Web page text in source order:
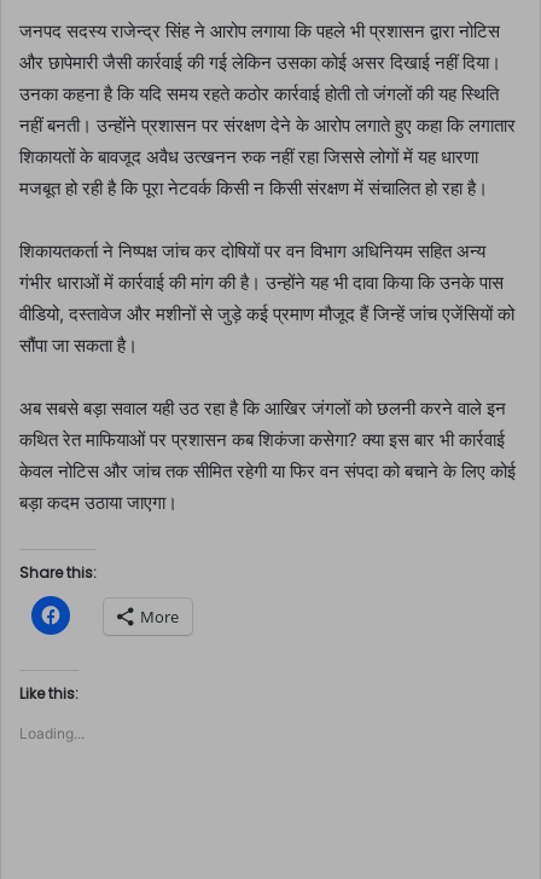
जनपद सदस्य राजेन्द्र सिंह ने आरोप लगाया कि पहले भी प्रशासन द्वारा नोटिस
और छापेमारी जैसी कार्रवाई की गई लेकिन उसका कोई असर दिखाई नहीं दिया।
उनका कहना है कि यदि समय रहते कठोर कार्रवाई होती तो जंगलों की यह स्थिति
नहीं बनती। उन्होंने प्रशासन पर संरक्षण देने के आरोप लगाते हुए कहा कि लगातार
शिकायतों के बावजूद अवैध उत्खनन रुक नहीं रहा जिससे लोगों में यह धारणा
मजबूत हो रही है कि पूरा नेटवर्क किसी न किसी संरक्षण में संचालित हो रहा है।
शिकायतकर्ता ने निष्पक्ष जांच कर दोषियों पर वन विभाग अधिनियम सहित अन्य
गंभीर धाराओं में कार्रवाई की मांग की है। उन्होंने यह भी दावा किया कि उनके पास
वीडियो, दस्तावेज और मशीनों से जुड़े कई प्रमाण मौजूद हैं जिन्हें जांच एजेंसियों को
सौंपा जा सकता है।
अब सबसे बड़ा सवाल यही उठ रहा है कि आखिर जंगलों को छलनी करने वाले इन
कथित रेत माफियाओं पर प्रशासन कब शिकंजा कसेगा? क्या इस बार भी कार्रवाई
केवल नोटिस और जांच तक सीमित रहेगी या फिर वन संपदा को बचाने के लिए कोई
बड़ा कदम उठाया जाएगा।
Share this:
C
l
k
t
o
h
More
Like this:
Loading...